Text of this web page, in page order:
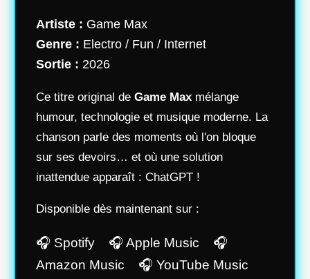
Artiste : Game Max
Genre : Electro / Fun / Internet
Sortie : 2026
Ce titre original de Game Max mélange
humour, technologie et musique moderne. La
chanson parle des moments où l'on bloque
sur ses devoirs… et où une solution
inattendue apparaît : ChatGPT !
Disponible dès maintenant sur :
🎧 Spotify 🎧 Apple Music 🎧
Amazon Music 🎧 YouTube Music